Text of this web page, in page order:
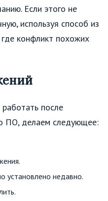
Если этого не
используя способ из
конфликт похожих
работать после
ПО, делаем следующее:
установлено недавно.